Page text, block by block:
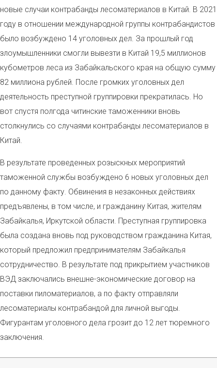
новые случаи контрабанды лесоматериалов в Китай. В 2021
году в отношении международной группы контрабандистов
было возбуждено 14 уголовных дел. За прошлый год
злоумышленники смогли вывезти в Китай 19,5 миллионов
кубометров леса из Забайкальского края на общую сумму
82 миллиона рублей. После громких уголовных дел
деятельность преступной группировки прекратилась. Но
вот спустя полгода читинские таможенники вновь
столкнулись со случаями контрабанды лесоматериалов в
Китай.
В результате проведенных розыскных мероприятий
таможенной службы возбуждено 6 новых уголовных дел
по данному факту. Обвинения в незаконных действиях
предъявлены, в том числе, и гражданину Китая, жителям
Забайкалья, Иркутской области. Преступная группировка
была создана вновь под руководством гражданина Китая,
который предложил предпринимателям Забайкалья
сотрудничество. В результате под прикрытием участников
ВЭД заключались внешне-экономические договор на
поставки пиломатериалов, а по факту отправляли
лесоматериалы контрабандой для личной выгоды.
Фигурантам уголовного дела грозит до 12 лет тюремного
заключения.